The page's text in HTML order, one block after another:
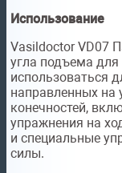
Использование
Vasildoctor VD07
угла подъема
использоваться
направленных на
конечностей,
упражнения на
и специальные
силы.